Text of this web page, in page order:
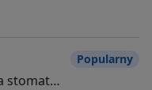
Higienistka/higienista stomatologiczny
Popularny